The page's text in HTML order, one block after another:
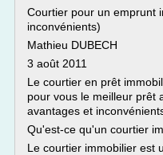
Courtier pour un emprunt
inconvénients)
Mathieu DUBECH
3 août 2011
Le courtier en prêt
pour vous le meilleur prêt
avantages et
Qu'est-ce qu'un courtier
Le courtier immobilier est